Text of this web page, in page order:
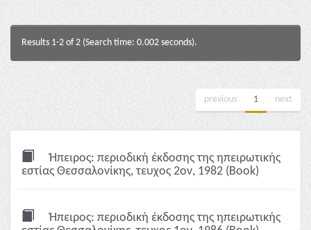
Results 1-2 of 2 (Search time: 0.002 seconds).
previous 1 next
Ήπειρος: περιοδική έκδοσης της ηπειρωτικής
εστίας Θεσσαλονίκης, τευχος 2ον, 1982 (Book)
Ήπειρος: περιοδική έκδοσης της ηπειρωτικής